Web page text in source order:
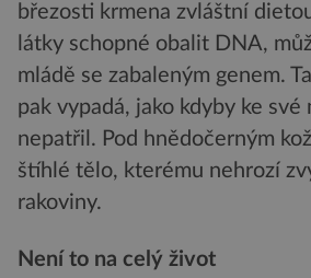
březosti krmena zvláštní
látky schopné obalit DNA,
mládě se zabaleným genem.
pak vypadá, jako kdyby ke své
nepatřil. Pod hnědočerným
štíhlé tělo, kterému nehrozí
rakoviny.
Není to na celý život